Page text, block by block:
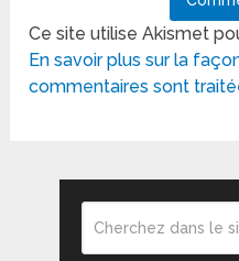
Ce site utilise Akismet
En savoir plus sur la
commentaires sont